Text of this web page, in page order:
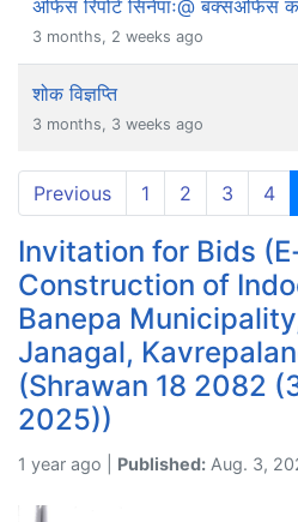
अफिस रिपोर्ट सिनेपाः@ बक्सअफिस
3 months, 2 weeks ago
शोक विज्ञप्ति
3 months, 3 weeks ago
Previous 1 2 3 4
Invitation for Bids
Construction of
Banepa
Janagal,
(Shrawan 18 2082
2025))
1 year ago | Published: Aug. 3,